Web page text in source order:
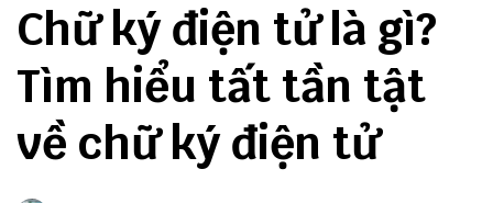
Chữ ký điện tử là gì?
Tìm hiểu tất tần tật
về chữ ký điện tử